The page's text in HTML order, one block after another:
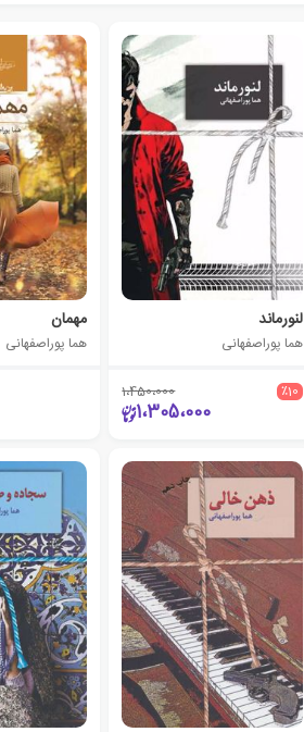
لنورماند
هما پوراصفهانی
٪10 1،450،000
1،305،000
مهمان
هما پوراصفهانی